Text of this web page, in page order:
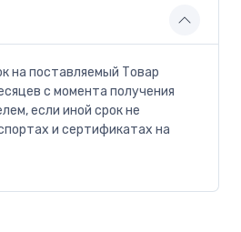
на поставляемый Товар
с момента получения
если иной срок не
и сертификатах на